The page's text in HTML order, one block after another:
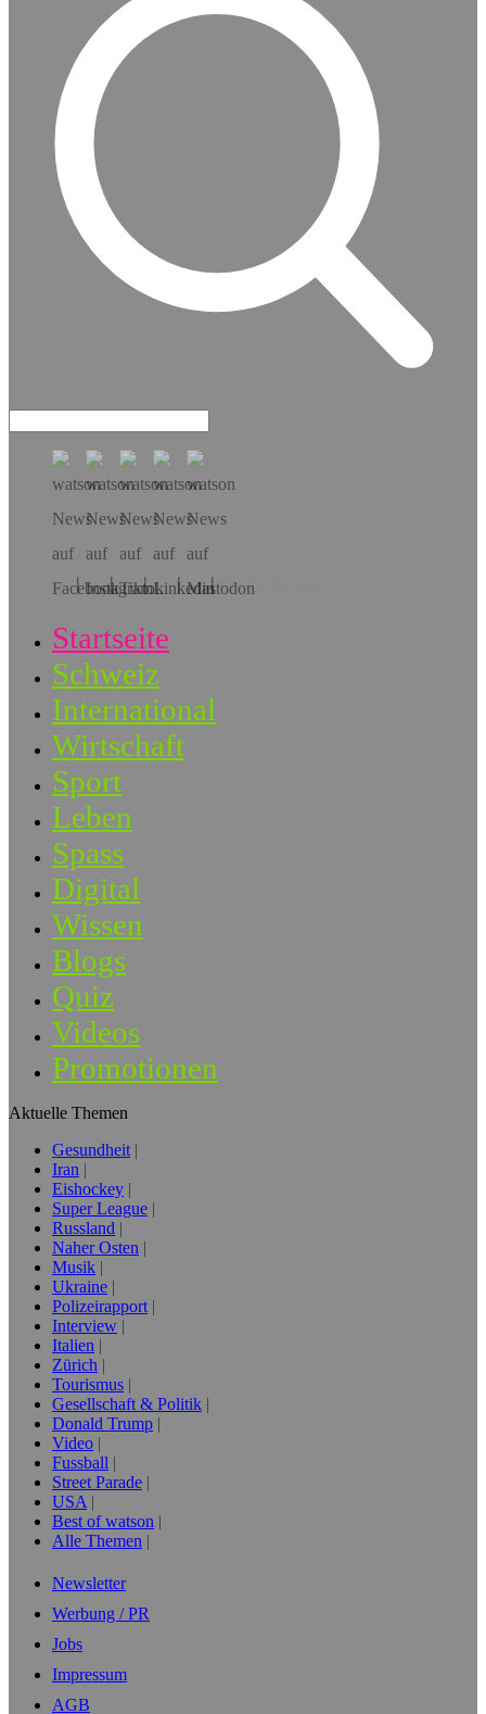
Hol dir die App!
Startseite
Schweiz
International
Wirtschaft
Sport
Leben
Spass
Digital
Wissen
Blogs
Quiz
Videos
Promotionen
Aktuelle Themen
Gesundheit
Iran
Eishockey
Super League
Russland
Naher Osten
Musik
Ukraine
Polizeirapport
Interview
Italien
Zürich
Tourismus
Gesellschaft & Politik
Donald Trump
Video
Fussball
Street Parade
USA
Best of watson
Alle Themen
Newsletter
Werbung / PR
Jobs
Impressum
AGB